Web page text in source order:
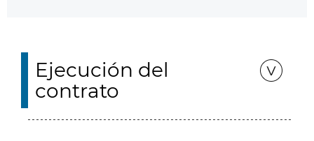
Ejecución del
contrato